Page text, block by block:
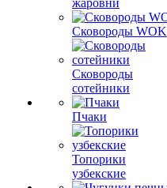
жаровни
Сковороды WOK
Сковороды
сотейники
Пчаки
Топорики
узбекские